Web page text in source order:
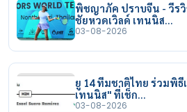
พิชญาภัค ปราบจีน - วีร
ชัยหวดเวิลด์ เทนนิส…
03-08-2026
ยู 14 ทีมชาติไทย ร่วมพิธี
เทนนิส" ที่เช็ก…
03-08-2026